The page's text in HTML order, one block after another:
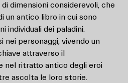
dimensioni considerevoli, che
un antico libro in cui sono
individuali dei paladini.
nei personaggi, vivendo un
attraverso il
nel ritratto antico degli eroi
ascolta le loro storie.